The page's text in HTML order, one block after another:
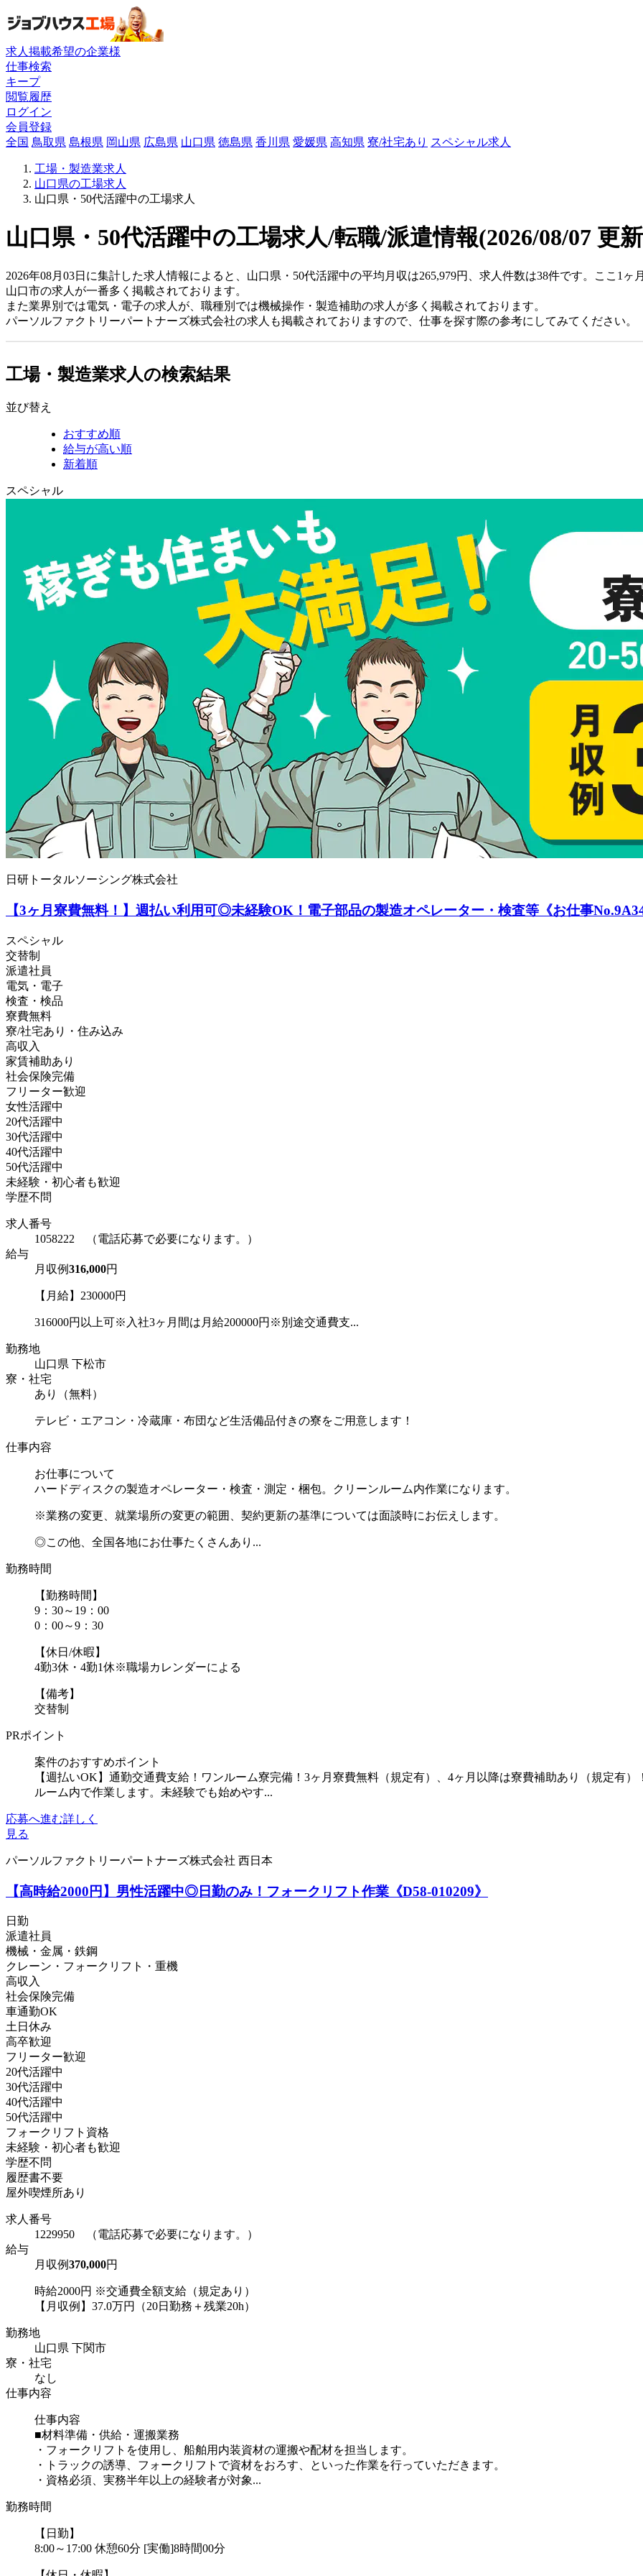
求人掲載希望の企業様
仕事検索
キープ
閲覧履歴
ログイン
会員登録
全国 鳥取県 島根県 岡山県 広島県 山口県 徳島県 香川県 愛媛県 高知県 寮/社宅あり スペシャル求人
工場・製造業求人
山口県の工場求人
山口県・50代活躍中の工場求人
山口県・50代活躍中の工場求人/転職/派遣情報(2026/08/07 更
2026年08月03日に集計した求人情報によると、山口県・50代活躍中の平均月収は265,979円、求人件数は38件です。ここ1
山口市の求人が一番多く掲載されております。
また業界別では電気・電子の求人が、職種別では機械操作・製造補助の求人が多く掲載されております。
パーソルファクトリーパートナーズ株式会社の求人も掲載されておりますので、仕事を探す際の参考にしてみてください。
工場・製造業求人の検索結果
並び替え
おすすめ順
給与が高い順
新着順
スペシャル
日研トータルソーシング株式会社
【3ヶ月寮費無料！】週払い利用可◎未経験OK！電子部品の製造オペレーター・検査等《お仕事
スペシャル
交替制
派遣社員
電気・電子
検査・検品
寮費無料
寮/社宅あり・住み込み
高収入
家賃補助あり
社会保険完備
フリーター歓迎
女性活躍中
20代活躍中
30代活躍中
40代活躍中
50代活躍中
未経験・初心者も歓迎
学歴不問
求人番号
1058222 （電話応募で必要になります。）
給与
月収例316,000円
【月給】230000円
316000円以上可※入社3ヶ月間は月給200000円※別途交通費支...
勤務地
山口県 下松市
寮・社宅
あり（無料）
テレビ・エアコン・冷蔵庫・布団など生活備品付きの寮をご用意します！
仕事内容
お仕事について
ハードディスクの製造オペレーター・検査・測定・梱包。クリーンルーム内作業になります。
※業務の変更、就業場所の変更の範囲、契約更新の基準については面談時にお伝えします。
◎この他、全国各地にお仕事たくさんあり...
勤務時間
【勤務時間】
9：30～19：00
0：00～9：30
【休日/休暇】
4勤3休・4勤1休※職場カレンダーによる
【備考】
交替制
PRポイント
案件のおすすめポイント
【週払いOK】通勤交通費支給！ワンルーム寮完備！3ヶ月寮費無料（規定有）、4ヶ月以降は寮費補助あり（規定有
ルーム内で作業します。未経験でも始めやす...
応募へ進む詳しく
見る
パーソルファクトリーパートナーズ株式会社 西日本
【高時給2000円】男性活躍中◎日勤のみ！フォークリフト作業《D58-010209》
日勤
派遣社員
機械・金属・鉄鋼
クレーン・フォークリフト・重機
高収入
社会保険完備
車通勤OK
土日休み
高卒歓迎
フリーター歓迎
20代活躍中
30代活躍中
40代活躍中
50代活躍中
フォークリフト資格
未経験・初心者も歓迎
学歴不問
履歴書不要
屋外喫煙所あり
求人番号
1229950 （電話応募で必要になります。）
給与
月収例370,000円
時給2000円 ※交通費全額支給（規定あり）
【月収例】37.0万円（20日勤務＋残業20h）
勤務地
山口県 下関市
寮・社宅
なし
仕事内容
仕事内容
■材料準備・供給・運搬業務
・フォークリフトを使用し、船舶用内装資材の運搬や配材を担当します。
・トラックの誘導、フォークリフトで資材をおろす、といった作業を行っていただきます。
・資格必須、実務半年以上の経験者が対象...
勤務時間
【日勤】
8:00～17:00 休憩60分 [実働]8時間00分